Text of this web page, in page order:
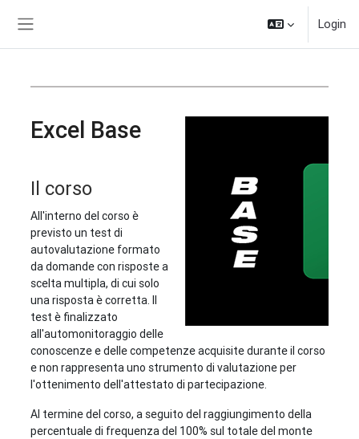
Login
Excel Base
Il corso
All'interno del corso è
previsto un test di
autovalutazione formato
da domande con risposte a
scelta multipla, di cui solo
una risposta è corretta. Il
test è finalizzato
all'automonitoraggio delle
conoscenze e delle competenze acquisite durante il corso
e non rappresenta uno strumento di valutazione per
l'ottenimento dell'attestato di partecipazione.
Al termine del corso, a seguito del raggiungimento della
percentuale di frequenza del 100% sul totale del monte